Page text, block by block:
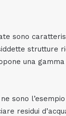
sono
strutture
una
ne sono
residui